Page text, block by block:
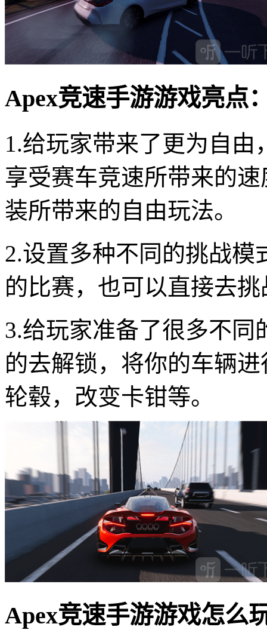
Apex竞速手游游戏亮点
1.给玩家带来了更为自
享受赛车竞速所带来的
装所带来的自由玩法。
2.设置多种不同的挑战
的比赛，也可以直接去
3.给玩家准备了很多不
的去解锁，将你的车辆
轮毂，改变卡钳等。
Apex竞速手游游戏怎么